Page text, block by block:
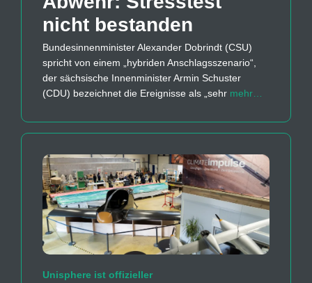
nicht bestanden
Bundesinnenminister Alexander Dobrindt (CSU)
spricht von einem „hybriden Anschlagsszenario“,
der sächsische Innenminister Armin Schuster
(CDU) bezeichnet die Ereignisse als „sehr mehr…
Unisphere ist offizieller